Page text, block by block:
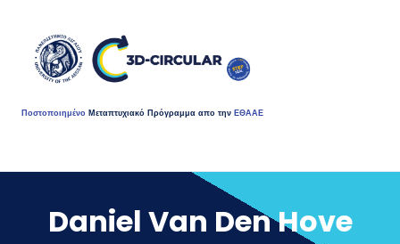
Ποστοποιημένο Μεταπτυχιακό Πρόγραμμα απο την ΕΘΑΑΕ
Daniel Van Den Hove